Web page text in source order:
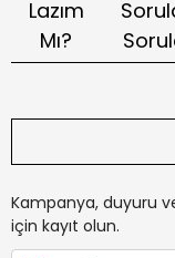
Lazım
Mı?
Kampanya, duyuru
için kayıt olun.